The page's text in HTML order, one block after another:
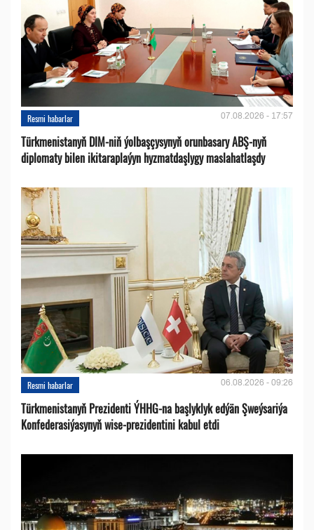
Resmi habarlar 07.08.2026 - 17:57
Türkmenistanyň DIM-niň ýolbaşçysynyň orunbasary ABŞ-nyň
diplomaty bilen ikitaraplaýyn hyzmatdaşlygy maslahatlaşdy
Resmi habarlar 06.08.2026 - 09:26
Türkmenistanyň Prezidenti ÝHHG-na başlyklyk edýän Şweýsariýa
Konfederasiýasynyň wise-prezidentini kabul etdi